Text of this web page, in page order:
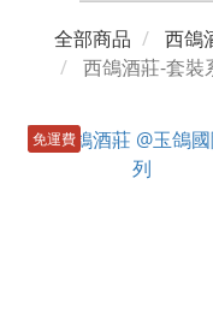
全部商品
西鴿
西鴿酒莊-套裝
免運費